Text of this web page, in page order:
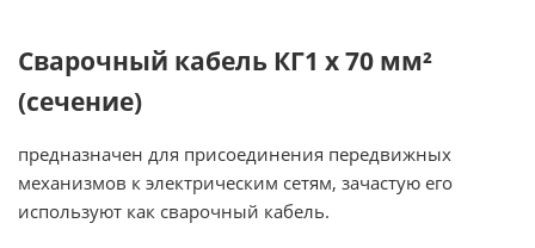
Сварочный кабель КГ1 х 70 мм²
(сечение)
предназначен для присоединения передвижных
механизмов к электрическим сетям, зачастую его
используют как сварочный кабель.